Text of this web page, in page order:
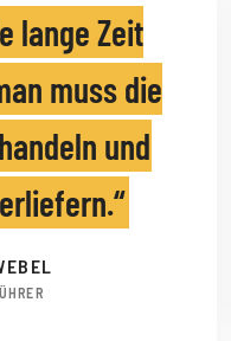
lange Zeit
muss die
und